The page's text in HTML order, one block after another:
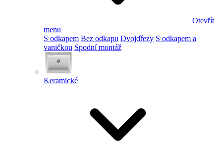
Otevřít
menu
S odkapem Bez odkapu Dvojdřezy S odkapem a
vaničkou Spodní montáž
Keramické